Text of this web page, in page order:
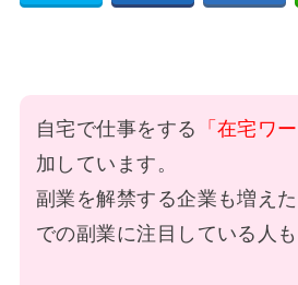
自宅で仕事をする 「在宅ワー
加しています。
副業を解禁する企業も増え
での副業に注目している人も